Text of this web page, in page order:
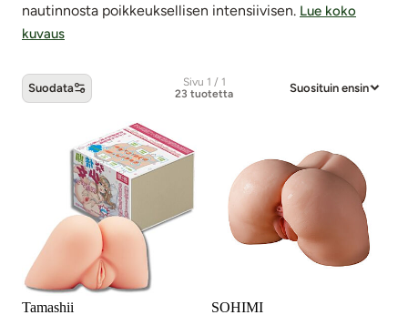
nautinnosta poikkeuksellisen intensiivisen. Lue koko
kuvaus
Suodata
Sivu 1 / 1
23 tuotetta
Suosituin ensin
Torsot -tuotteet
Tamashii SOHIMI